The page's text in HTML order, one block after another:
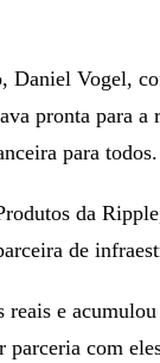
Daniel Vogel,
pronta para
para todos.
da
de
e
parceria com